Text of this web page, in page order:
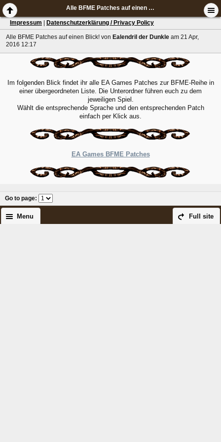
Alle BFME Patches auf einen Blick!
Impressum Datenschutzerklärung / Privacy Policy
Alle BFME Patches auf einen Blick! von Ealendril der Dunkle am 21 Apr,
2016 12:17
Im folgenden Blick findet ihr alle EA Games Patches zur BFME-Reihe in
einer übergeordneten Liste. Die Unterordner führen euch zu dem
jeweiligen Spiel.
Wählt die entsprechende Sprache und den entsprechenden Patch
einfach per Klick aus.
EA Games BFME Patches
Go to page:
Full site
Menu